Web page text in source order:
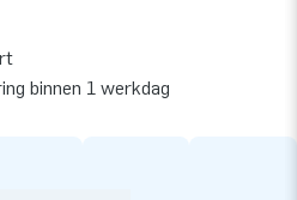
binnen 1 werkdag